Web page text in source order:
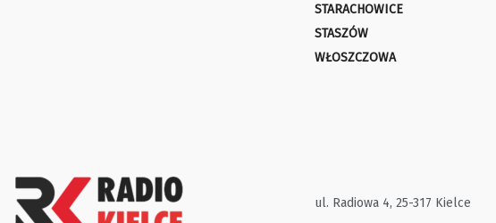
STARACHOWICE
STASZÓW
WŁOSZCZOWA
ul. Radiowa 4, 25-317 Kielce